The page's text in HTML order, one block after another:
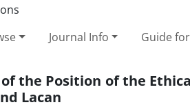
Journal Info Guide
the Position of the
Lacan